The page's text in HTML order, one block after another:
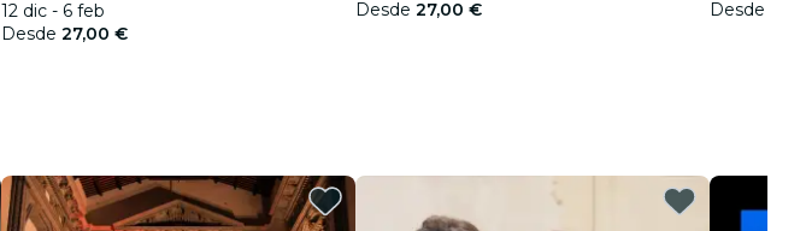
12 dic - 6 feb
Desde 27,00 €
Desde 27,00 €
Desde